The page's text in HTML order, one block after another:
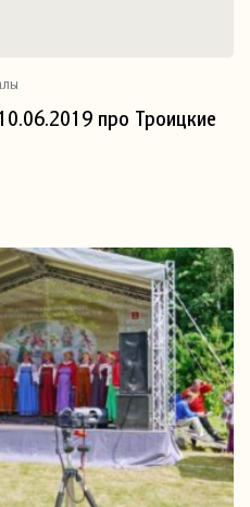
про Троицкие